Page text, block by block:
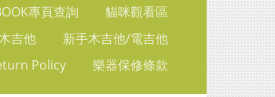
專頁查詢
貓咪觀看區
吉他
新手木吉他/電吉他
Policy 樂器保修條款